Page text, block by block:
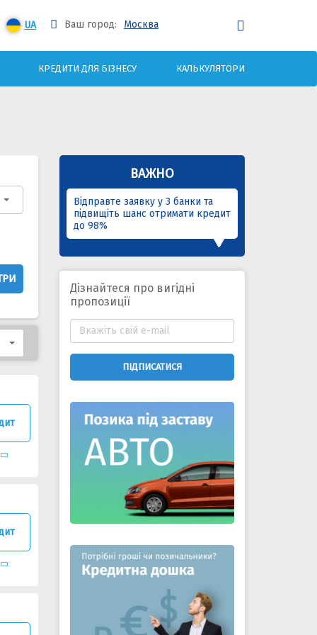
UA Ваш город: Москва
КРЕДИТИ ДЛЯ БІЗНЕСУ КАЛЬКУЛЯТОРИ
ВАЖНО
Відправте заявку у 3 банки та
підвищіть шанс отримати кредит
до 98%
Дізнайтеся про вигідні
пропозиції
ПІДПИСАТИСЯ